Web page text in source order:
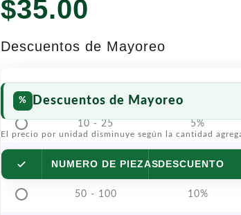
$35.00
Descuentos de Mayoreo
Descuentos de Mayoreo
El precio por unidad disminuye según la cantidad
NUMERO DE PIEZASDESCUENTO
10 - 25 5%
26 - 49 7.5%
50 - 100 10%